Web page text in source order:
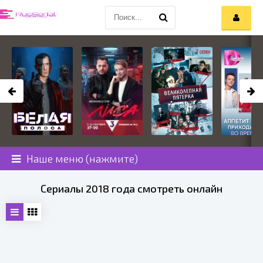
Наше меню (нажмите)
Сериалы 2018 года смотреть онлайн